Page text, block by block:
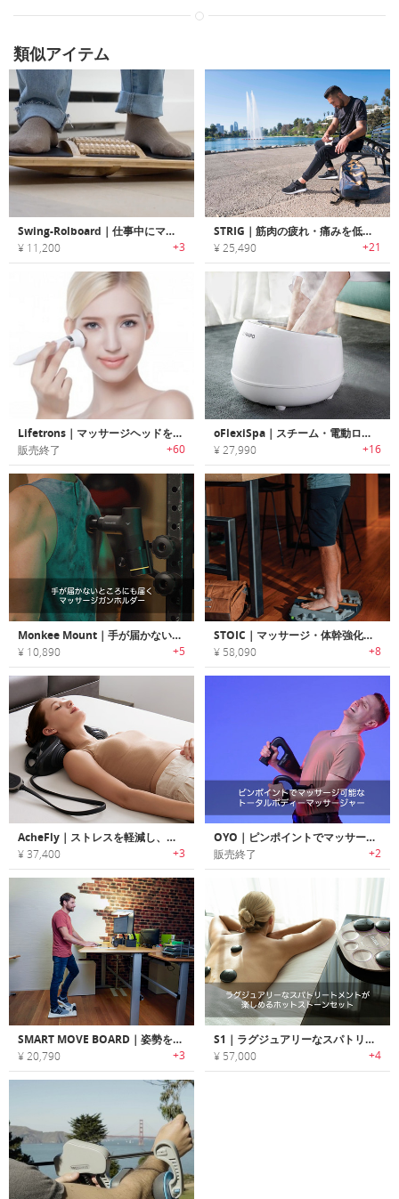
類似アイテム
Swing-Rolboard｜仕事中にマッサージや足ツボ刺激ができる、3-in-1のバランスボード
¥ 11,200 +3
STRIG｜筋肉の疲れ・痛みを低減するマイクロバイブレーションマッサージャー「ストリグ」
¥ 25,490 +21
Lifetrons｜マッサージヘッドを交換可能なフェーシャルマッサージキット
販売終了 +60
oFlexiSpa｜スチーム・電動ローラーマッサージ機能搭載フットバス「オフレキシスパ」
¥ 27,990 +16
Monkee Mount｜手が届かないところにも届くマッサージガンホルダー「モンキーマウント」
¥ 10,890 +5
STOIC｜マッサージ・体幹強化に役立つフットマット「ストイック」
¥ 58,090 +8
AcheFly｜ストレスを軽減し、姿勢を改善しながら首をマッサージしてくれるピロー
¥ 37,400 +3
OYO｜ピンポイントでマッサージ可能なトータルボディーマッサージャー
販売終了 +2
SMART MOVE BOARD｜姿勢を改善し体の疲れを低減する足裏ストレッチ/マッサージャー「スマートムーブボード」
¥ 20,790 +3
S1｜ラグジュアリーなスパトリートメントが楽しめるホットストーンセット「S1」
¥ 57,000 +4